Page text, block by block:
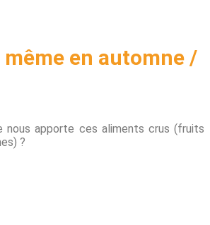
en automne /
nous apporte ces aliments crus (fruits
?